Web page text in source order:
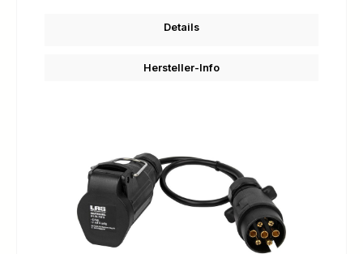
Details
Hersteller-Info